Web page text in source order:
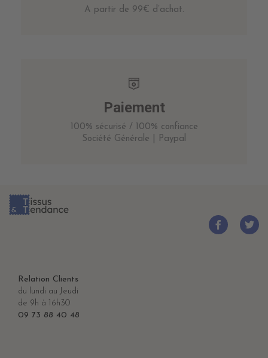
A partir de 99€ d’achat.
Paiement
100% sécurisé / 100% confiance
Société Générale | Paypal
Relation Clients
du lundi au Jeudi
de 9h à 16h30
09 73 88 40 48